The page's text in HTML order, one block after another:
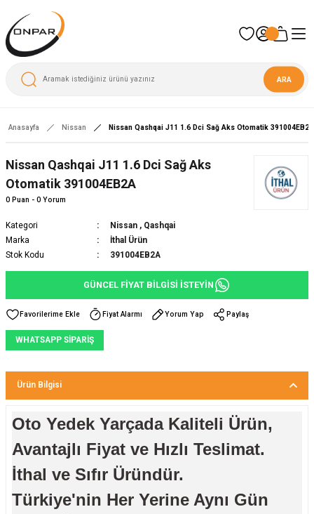
ARA
Anasayfa Nissan Nissan Qashqai J11 1.6 Dci Sağ Aks Otomatik 391004EB2A
Nissan Qashqai J11 1.6 Dci Sağ Aks
Otomatik 391004EB2A
0 Puan - 0 Yorum
Kategori Nissan , Qashqai
Marka
İthal Ürün
Stok Kodu
391004EB2A
GÜNCEL FİYAT BİLGİSİ İSTEYİN
Fiyat Alarmı Yorum Yap Paylaş
WHATSAPP SİPARİŞ
Ürün Bilgisi
Oto Yedek Yarçada Kaliteli Ürün,
Avantajlı Fiyat ve Hızlı Teslimat.
İthal ve Sıfır Üründür.
Türkiye'nin Her Yerine Aynı Gün